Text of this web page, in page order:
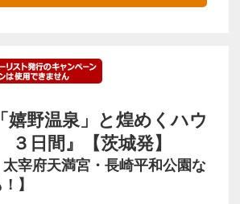
嬉野温泉」と煌めくハウ
日間』【茨城発】
太宰府天満宮・長崎平和公園な
】